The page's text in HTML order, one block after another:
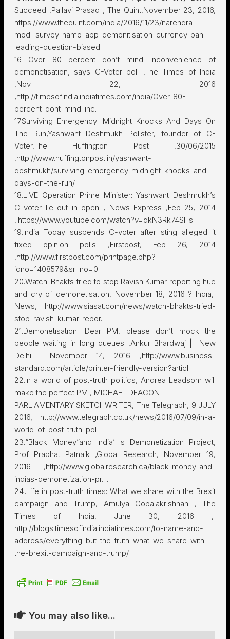
Succeed ,Pallavi Prasad , The Quint,November 23, 2016,
https://www.thequint.com/india/2016/11/23/narendra-
modi-survey-namo-app-demonitisation-currency-ban-
leading-question-biased
16 Over 80 percent don’t mind inconvenience of
demonetisation, says C-Voter poll ,The Times of India
,Nov 22, 2016
,http://timesofindia.indiatimes.com/india/Over-80-
percent-dont-mind-inc.
17.Surviving Emergency: Midnight Knocks And Days On
The Run,Yashwant Deshmukh Pollster, founder of C-
Voter,The Huffington Post ,30/06/2015
,http://www.huffingtonpost.in/yashwant-
deshmukh/surviving-emergency-midnight-knocks-and-
days-on-the-run/
18.LIVE Operation Prime Minister: Yashwant Deshmukh’s
C-voter lie out in open , News Express ,Feb 25, 2014
,.https://www.youtube.com/watch?v=dkN3Rk74SHs
19.India Today suspends C-voter after sting alleged it
fixed opinion polls ,Firstpost, Feb 26, 2014
,http://www.firstpost.com/printpage.php?
idno=1408579&sr_no=0
20.Watch: Bhakts tried to stop Ravish Kumar reporting hue
and cry of demonetisation, November 18, 2016 ? India,
News, http://www.siasat.com/news/watch-bhakts-tried-
stop-ravish-kumar-repor.
21.Demonetisation: Dear PM, please don’t mock the
people waiting in long queues ,Ankur Bhardwaj | New
Delhi November 14, 2016 ,http://www.business-
standard.com/article/printer-friendly-version?articl.
22.In a world of post-truth politics, Andrea Leadsom will
make the perfect PM , MICHAEL DEACON
PARLIAMENTARY SKETCHWRITER, The Telegraph, 9 JULY
2016, http://www.telegraph.co.uk/news/2016/07/09/in-a-
world-of-post-truth-pol
23.“Black Money”and India’ s Demonetization Project,
Prof Prabhat Patnaik ,Global Research, November 19,
2016 ,http://www.globalresearch.ca/black-money-and-
indias-demonetization-pr…
24..Life in post-truth times: What we share with the Brexit
campaign and Trump, Amulya Gopalakrishnan , The
Times of India, June 30, 2016 ,
http://blogs.timesofindia.indiatimes.com/to-name-and-
address/everything-but-the-truth-what-we-share-with-
the-brexit-campaign-and-trump/
You may also like...